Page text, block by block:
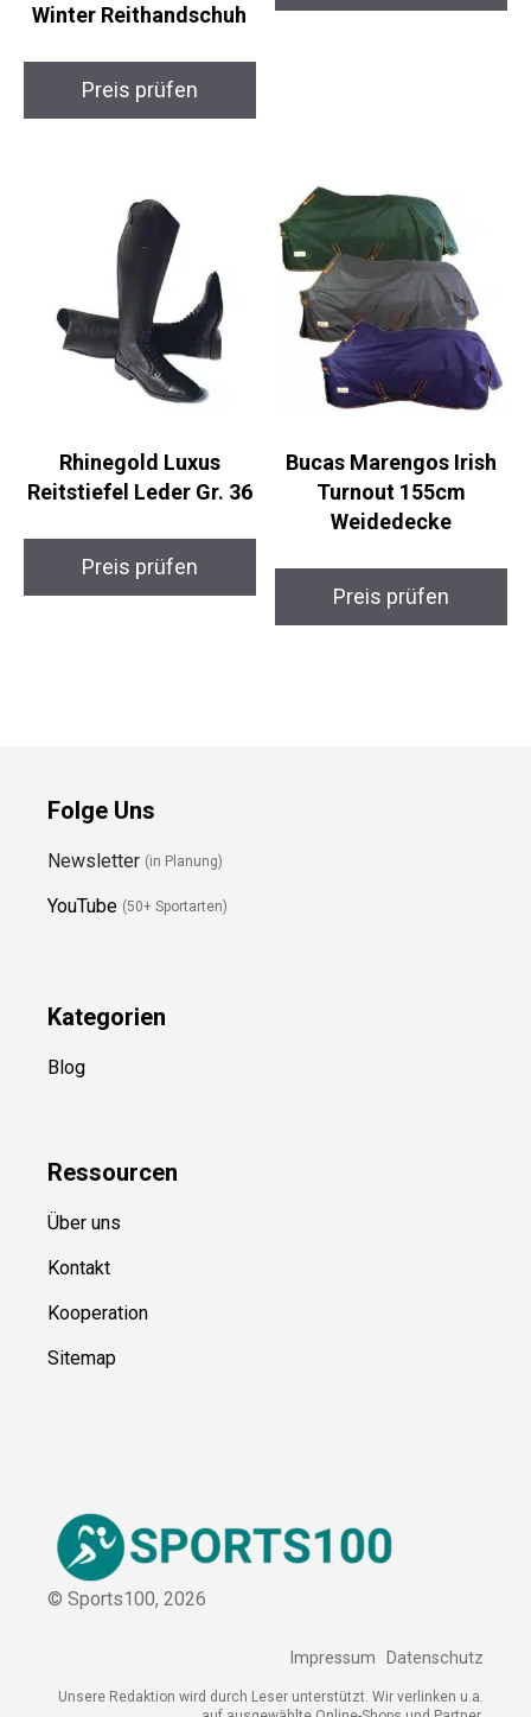
Winter Reithandschuh
Preis prüfen
Rhinegold Luxus
Reitstiefel Leder Gr.
Preis prüfen
Bucas Marengos Irish
Turnout 155cm
Weidedecke
Preis prüfen
Folge Uns
Newsletter (in Planung)
YouTube (50+ Sportarten)
Kategorien
Blog
Ressourcen
Über uns
Kontakt
Kooperation
Sitemap
© Sports100, 2026
Impressum Datenschutz
Unsere Redaktion wird durch Leser unterstützt. Wir verlinken
u.a. auf ausgewählte Online-Shops und Partner,